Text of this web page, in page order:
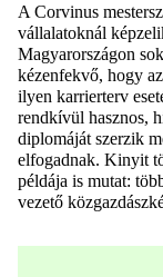
A Corvinus
vállalatoknál
Magyarországon
kézenfekvő, hogy
ilyen karrierterv
rendkívül hasznos,
diplomáját szerzik
elfogadnak. Kinyit
példája is mutat:
vezető